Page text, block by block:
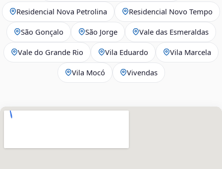
Residencial Nova Petrolina Residencial Novo Tempo
São Gonçalo São Jorge Vale das Esmeraldas
Vale do Grande Rio Vila Eduardo Vila Marcela
Vila Mocó Vivendas